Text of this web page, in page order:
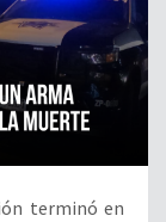
terminó en